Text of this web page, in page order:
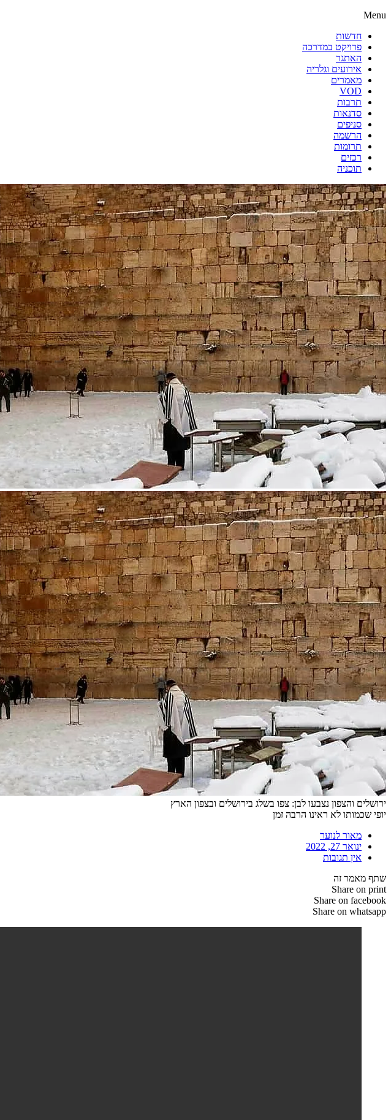
Menu
חדשות
פרויקט במדרכה
האתגר
אירועים וגלריה
מאמרים
VOD
תרבות
סדנאות
סניפים
הרשמה
תרומות
רכזים
תוכניה
ירושלים והצפון נצבעו לבן: צפו בשלג בירושלים ובצפון הארץ
יופי שכמותו לא ראינו הרבה זמן
מאור לנוער
ינואר 27, 2022
אין תגובות
שתף מאמר זה
Share on print
Share on facebook
Share on whatsapp